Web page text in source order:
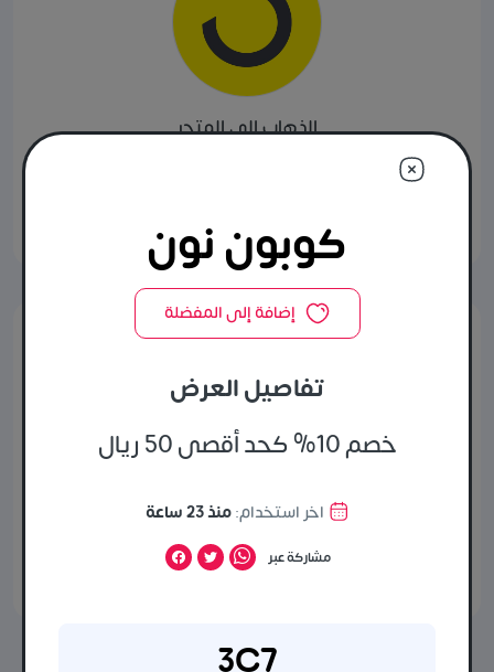
الذهاب إلى المتجر
كوبون نون
خصم 10% على كل منتجاتك المفضلة من
مجموعة واسعة من الماركات بأقل الأسعار، نوّنها
الحين!
عرض الكود
كوبون نون
إضافة إلى المفضلة
تفاصيل العرض
خصم 10% كحد أقصى 50 ريال
اخر استخدام:منذ 23 ساعة
مشاركة عبر